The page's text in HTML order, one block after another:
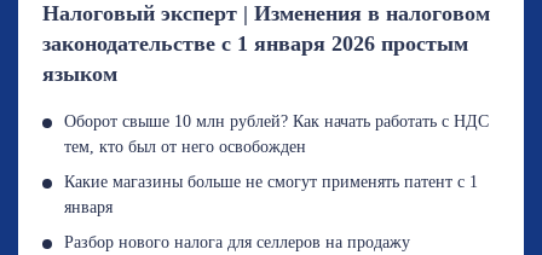
Налоговый эксперт | Изменения в налоговом
законодательстве с 1 января 2026 простым
языком
Оборот свыше 10 млн рублей? Как начать работать с НДС
тем, кто был от него освобожден
Какие магазины больше не смогут применять патент с 1
января
Разбор нового налога для селлеров на продажу